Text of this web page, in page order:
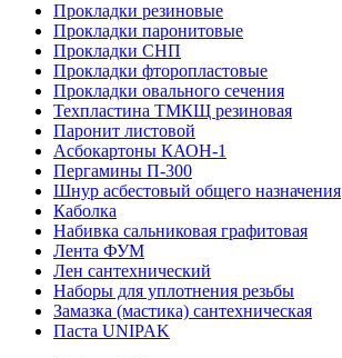
Прокладки резиновые
Прокладки паронитовые
Прокладки СНП
Прокладки фторопластовые
Прокладки овального сечения
Техпластина ТМКЩ резиновая
Паронит листовой
Асбокартоны КАОН-1
Пергамины П-300
Шнур асбестовый общего назначения
Каболка
Набивка сальниковая графитовая
Лента ФУМ
Лен сантехнический
Наборы для уплотнения резьбы
Замазка (мастика) сантехническая
Паста UNIPAK